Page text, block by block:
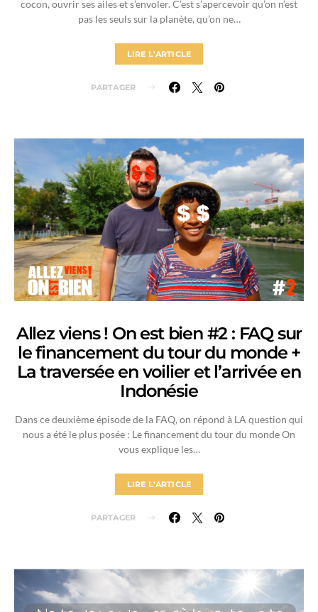
cocon, ouvrir ses ailes et s’envoler. C’est s’apercevoir qu’on n’est
pas les seuls sur la planète, qu’on ne…
LIRE L'ARTICLE
PARTAGER
Allez viens ! On est bien #2 : FAQ sur
le financement du tour du monde +
La traversée en voilier et l’arrivée en
Indonésie
Dans ce deuxième épisode de la FAQ, on répond à LA question qui
nous a été le plus posée : Le financement du tour du monde On
vous explique les…
LIRE L'ARTICLE
PARTAGER